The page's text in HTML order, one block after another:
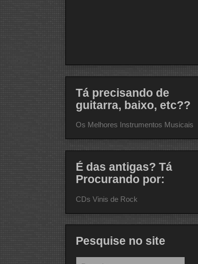
Tá precisando de
guitarra, baixo, etc??
Os Melhores Instrumentos Musicais
É das antigas? Tá
Procurando por:
CDs Vinis de Rock
Pesquise no site